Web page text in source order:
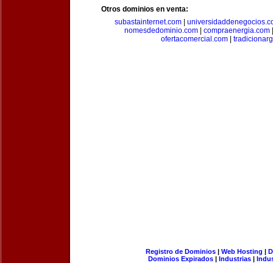
Otros dominios en venta:
subastainternet.com|
nomesdedominio.com| compraenergia.com
ofertacomercial.com
Registro de Dominios| Web Hosting |
Dominios Expirados | Industrias |